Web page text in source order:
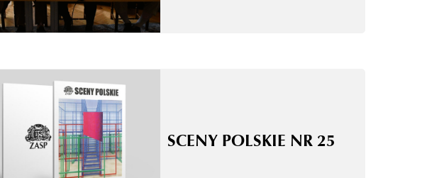
SCENY POLSKIE NR 25